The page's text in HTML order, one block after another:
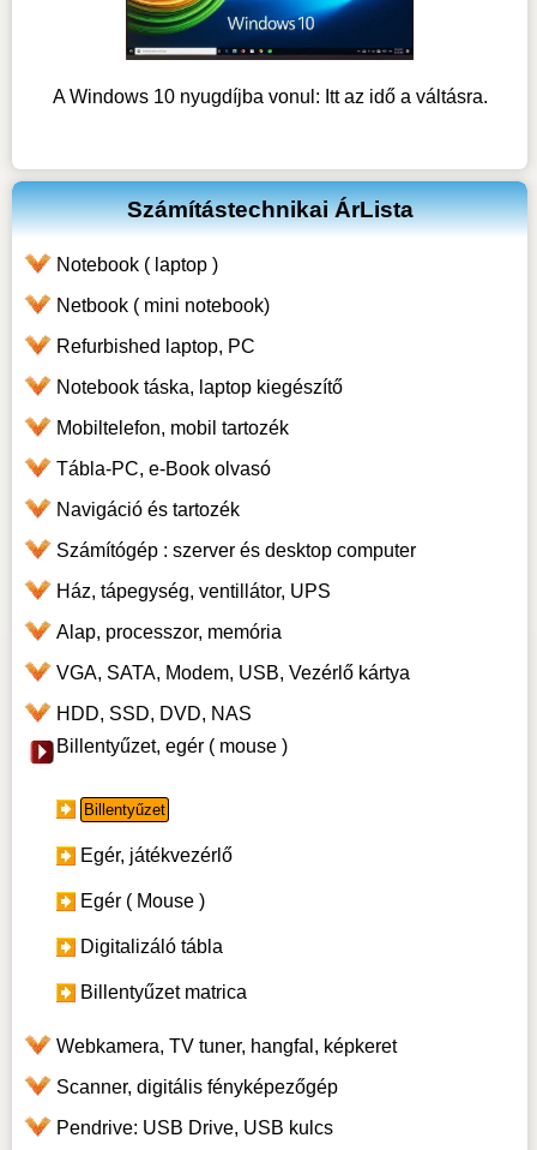
A Windows 10 nyugdíjba vonul: Itt az idő a váltásra.
Számítástechnikai ÁrLista
Notebook ( laptop )
Netbook ( mini notebook)
Refurbished laptop, PC
Notebook táska, laptop kiegészítő
Mobiltelefon, mobil tartozék
Tábla-PC, e-Book olvasó
Navigáció és tartozék
Számítógép : szerver és desktop computer
Ház, tápegység, ventillátor, UPS
Alap, processzor, memória
VGA, SATA, Modem, USB, Vezérlő kártya
HDD, SSD, DVD, NAS
Billentyűzet, egér ( mouse )
Billentyűzet
Egér, játékvezérlő
Egér ( Mouse )
Digitalizáló tábla
Billentyűzet matrica
Webkamera, TV tuner, hangfal, képkeret
Scanner, digitális fényképezőgép
Pendrive: USB Drive, USB kulcs